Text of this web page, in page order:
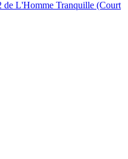
de L'Homme Tranquille (Court